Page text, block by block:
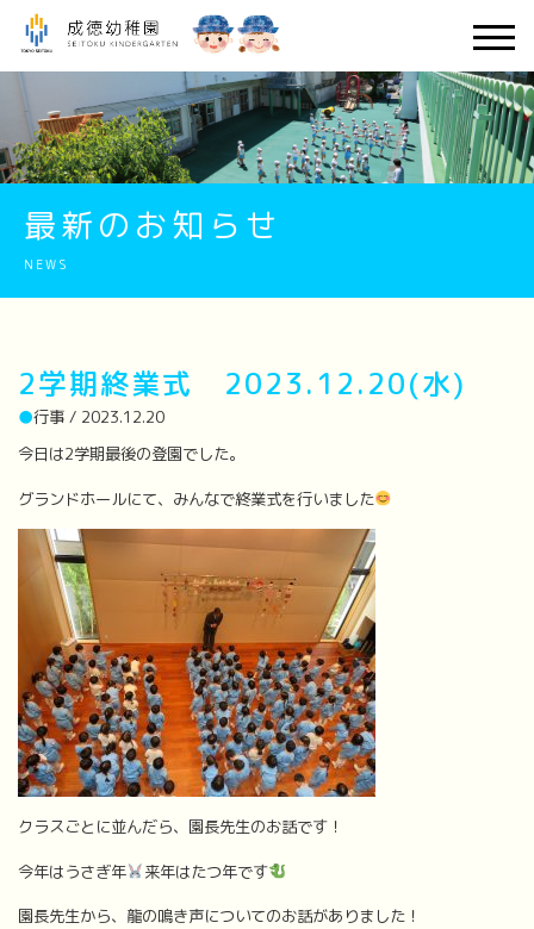
最新のお知らせ
NEWS
2学期終業式 2023.12.20(水)
●行事 / 2023.12.20
今日は2学期最後の登園でした。
グランドホールにて、みんなで終業式を行いました
クラスごとに並んだら、園長先生のお話です！
今年はうさぎ年 来年はたつ年です
園長先生から、龍の鳴き声についてのお話がありました！